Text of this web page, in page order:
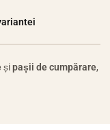
șipașii de cumpărare,